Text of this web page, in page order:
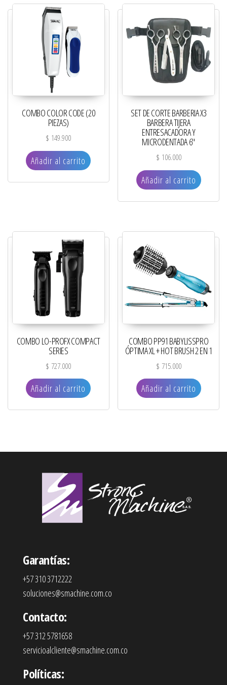
COMBO COLOR CODE (20
PIEZAS)
$ 149.900
Añadir al carrito
SET DE CORTE BARBERIA X3
BARBERA TIJERA
ENTRESACADORA Y
MICRODENTADA 6″
$ 106.000
Añadir al carrito
COMBO LO-PROFX COMPACT
SERIES
$ 727.000
Añadir al carrito
COMBO PP91 BABYLISSPRO
ÓPTIMA XL + HOT BRUSH 2 EN 1
$ 715.000
Añadir al carrito
Garantías:
+57 310 3712222
soluciones@smachine.com.co
Contacto:
+57 312 5781658
servicioalcliente@smachine.com.co
Políticas: